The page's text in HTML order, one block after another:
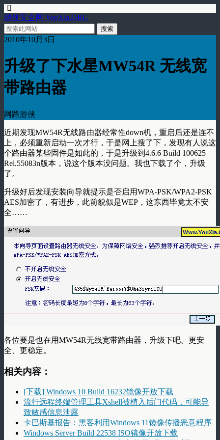
游侠安全网 YouXia.ORG
2010年10月3日
升级了下水星MW54R 无线宽
带路由器
网路游侠
近期发现MW54R无线路由器经常性down机，重启后还是连不
上，必须重新启动一次才行，于是网上搜了下，发现有人说这
个路由器某些固件是如此的，于是升级到4.6.6 Build 100625
Rel.55083n版本，说这个版本没问题。我也下载了个，升级
了。
升级好后发现安装向导就提示是否启用WPA-PSK/WPA2-PSK
AES加密了，有进步，此前貌似是WEP，这东西毕竟太不安
全……
各位要是也在用MW54R无线宽带路由器，升级下吧。更安
全、更稳定。
相关内容：
[下载] Windows 10 Build 16232镜像开放下载
流行远程终端管理工具Xshell被植入后门代码，可能导
致敏感信息泄露
卡巴斯基报告：黑客利用Windows 11镜像传播恶意程序
Windows Server Build 22538 ISO镜像开放下载